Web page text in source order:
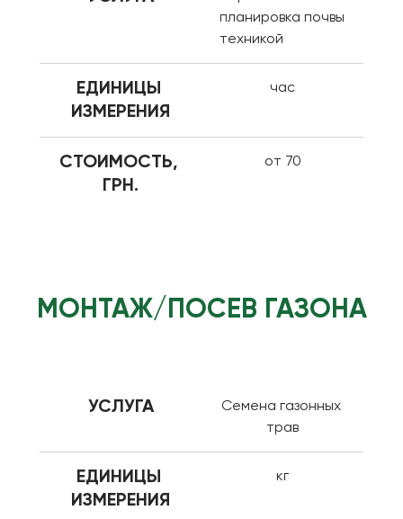
планировка почвы
техникой
ЕДИНИЦЫ
ИЗМЕРЕНИЯ
час
СТОИМОСТЬ,
ГРН.
от 70
МОНТАЖ/ПОСЕВ ГАЗОНА
УСЛУГА
Семена газонных
трав
ЕДИНИЦЫ
ИЗМЕРЕНИЯ
кг